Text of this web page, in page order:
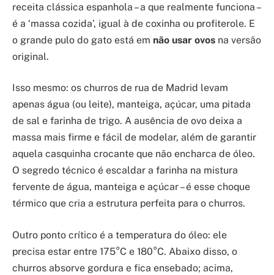
receita clássica espanhola – a que realmente funciona –
é a ‘massa cozida’, igual à de coxinha ou profiterole. E
o grande pulo do gato está em não usar ovos na versão
original.
Isso mesmo: os churros de rua de Madrid levam
apenas água (ou leite), manteiga, açúcar, uma pitada
de sal e farinha de trigo. A ausência de ovo deixa a
massa mais firme e fácil de modelar, além de garantir
aquela casquinha crocante que não encharca de óleo.
O segredo técnico é escaldar a farinha na mistura
fervente de água, manteiga e açúcar – é esse choque
térmico que cria a estrutura perfeita para o churros.
Outro ponto crítico é a temperatura do óleo: ele
precisa estar entre 175°C e 180°C. Abaixo disso, o
churros absorve gordura e fica ensebado; acima,